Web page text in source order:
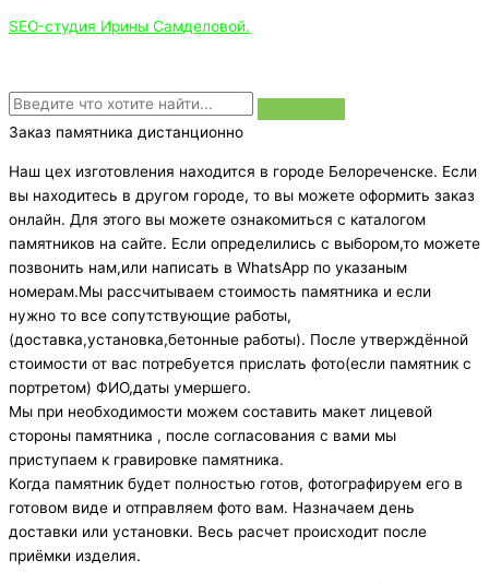
SEO-студия Ирины Самделовой.
Заказ памятника дистанционно
Наш цех изготовления находится в городе Белореченске. Если
вы находитесь в другом городе, то вы можете оформить заказ
онлайн. Для этого вы можете ознакомиться с каталогом
памятников на сайте. Если определились с выбором,то можете
позвонить нам,или написать в WhatsApp по указаным
номерам.Мы рассчитываем стоимость памятника и если
нужно то все сопутствующие работы,
(доставка,установка,бетонные работы). После утверждённой
стоимости от вас потребуется прислать фото(если памятник с
портретом) ФИО,даты умершего.
Мы при необходимости можем составить макет лицевой
стороны памятника , после согласования с вами мы
приступаем к гравировке памятника.
Когда памятник будет полностью готов, фотографируем его в
готовом виде и отправляем фото вам. Назначаем день
доставки или установки. Весь расчет происходит после
приёмки изделия.